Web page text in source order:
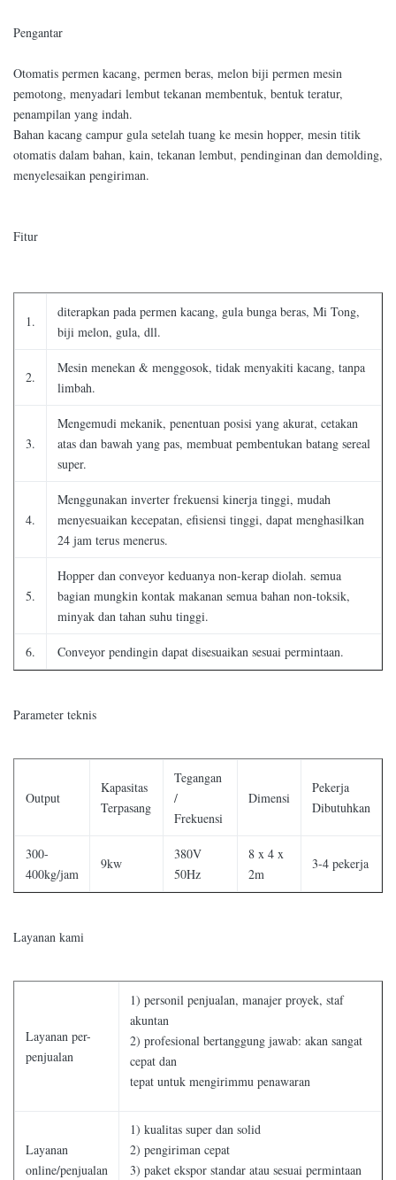
Pengantar
Otomatis permen kacang, permen beras, melon biji permen mesin
pemotong, menyadari lembut tekanan membentuk, bentuk teratur,
penampilan yang indah.
Bahan kacang campur gula setelah tuang ke mesin hopper, mesin titik
otomatis dalam bahan, kain, tekanan lembut, pendinginan dan demolding,
menyelesaikan pengiriman.
Fitur
1.
diterapkan pada permen kacang, gula bunga beras, Mi Tong,
biji melon, gula, dll.
2.
Mesin menekan & menggosok, tidak menyakiti kacang, tanpa
limbah.
3.
Mengemudi mekanik, penentuan posisi yang akurat, cetakan
atas dan bawah yang pas, membuat pembentukan batang sereal
super.
4.
Menggunakan inverter frekuensi kinerja tinggi, mudah
menyesuaikan kecepatan, efisiensi tinggi, dapat menghasilkan
24 jam terus menerus.
5.
Hopper dan conveyor keduanya non-kerap diolah. semua
bagian mungkin kontak makanan semua bahan non-toksik,
minyak dan tahan suhu tinggi.
6. Conveyor pendingin dapat disesuaikan sesuai permintaan.
Parameter teknis
Output
Kapasitas
Terpasang
Tegangan
/
Frekuensi
Dimensi
Pekerja
Dibutuhkan
300-
400kg/jam
9kw
380V
50Hz
8 x 4 x
2m
3-4 pekerja
Layanan kami
Layanan per-
penjualan
1) personil penjualan, manajer proyek, staf
akuntan
2) profesional bertanggung jawab: akan sangat
cepat dan
tepat untuk mengirimmu penawaran
Layanan
online/penjualan
1) kualitas super dan solid
2) pengiriman cepat
3) paket ekspor standar atau sesuai permintaan